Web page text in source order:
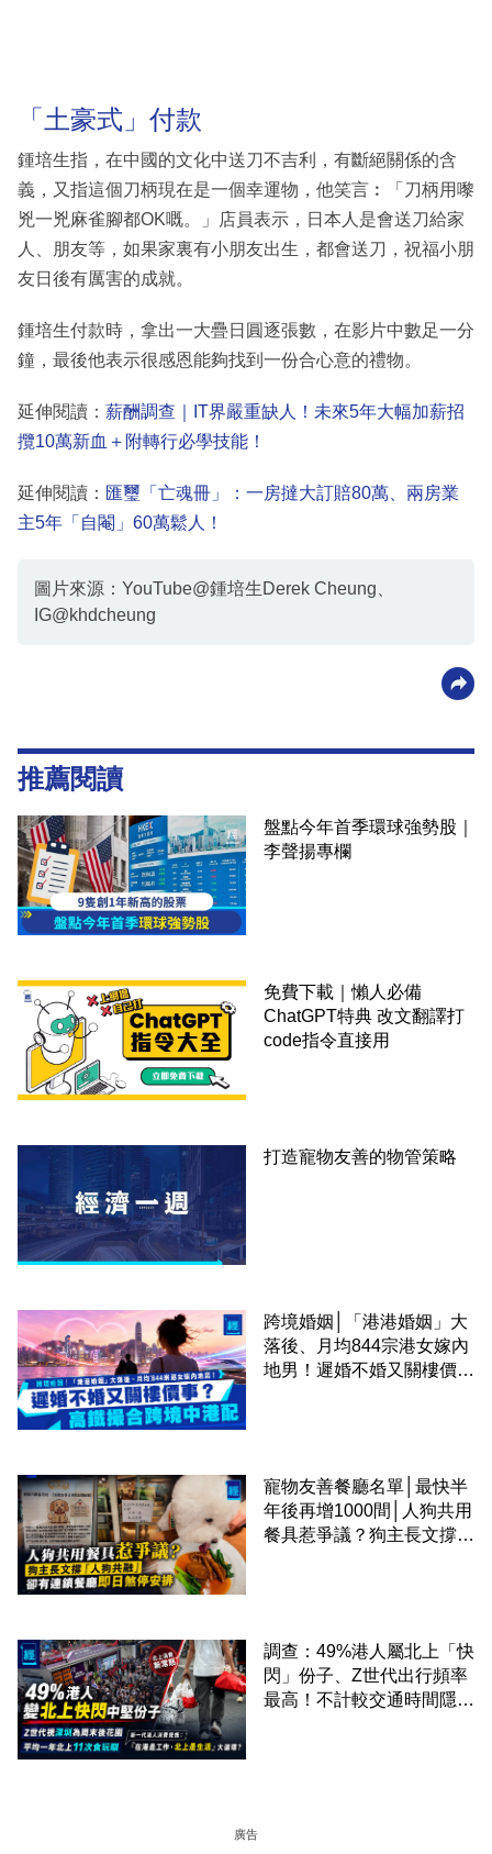
「土豪式」付款
鍾培生指，在中國的文化中送刀不吉利，有斷絕關係的含
義，又指這個刀柄現在是一個幸運物，他笑言︰「刀柄用嚟
兇一兇麻雀腳都OK嘅。」店員表示，日本人是會送刀給家
人、朋友等，如果家裏有小朋友出生，都會送刀，祝福小朋
友日後有厲害的成就。
鍾培生付款時，拿出一大疊日圓逐張數，在影片中數足一分
鐘，最後他表示很感恩能夠找到一份合心意的禮物。
延伸閱讀： 薪酬調查｜IT界嚴重缺人！未來5年大幅加薪招
攬10萬新血＋附轉行必學技能！
延伸閱讀： 匯璽「亡魂冊」：一房撻大訂賠80萬、兩房業
主5年「自閹」60萬鬆人！
圖片來源：YouTube@鍾培生Derek Cheung、
IG@khdcheung
推薦閱讀
盤點今年首季環球強勢股｜
李聲揚專欄
免費下載｜懶人必備
ChatGPT特典 改文翻譯打
code指令直接用
打造寵物友善的物管策略
跨境婚姻│「港港婚姻」大
落後、月均844宗港女嫁內
地男！遲婚不婚又關樓價
寵物友善餐廳名單│最快半
年後再增1000間│人狗共用
餐具惹爭議？狗主長文撐
調查：49%港人屬北上「快
閃」份子、Z世代出行頻率
最高！不計較交通時間隱形
廣告